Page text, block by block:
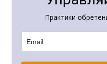
Практики